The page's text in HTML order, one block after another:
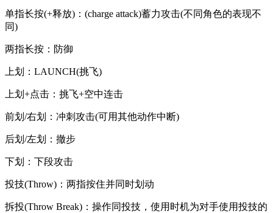
单指长按(+释放)：(charge attack)蓄力攻击(不同角色的表现不
同)
两指长按：防御
上划：LAUNCH(挑飞)
上划+点击：挑飞+空中连击
前划/右划：冲刺攻击(可用其他动作中断)
后划/左划：撤步
下划：下段攻击
投技(Throw)：两指按住并同时划动
拆投(Throw Break)：操作同投技，使用时机为对手使用投技的